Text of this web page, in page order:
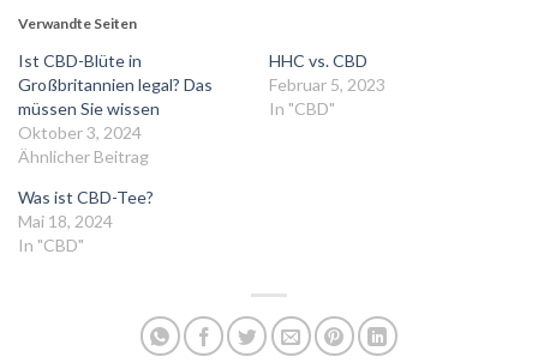
Verwandte Seiten
Ist CBD-Blüte in
Großbritannien legal? Das
müssen Sie wissen
Oktober 3, 2024
Ähnlicher Beitrag
HHC vs. CBD
Februar 5, 2023
In "CBD"
Was ist CBD-Tee?
Mai 18, 2024
In "CBD"